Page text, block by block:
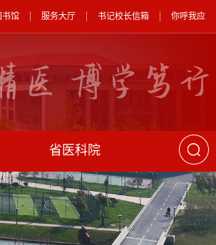
书馆 服务大厅 书记校长信箱 你呼我应
省医科院